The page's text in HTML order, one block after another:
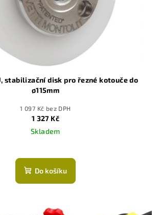
stabilizační disk pro řezné kotouče do
ø115mm
1 097 Kč bez DPH
1 327 Kč
Skladem
Do košíku